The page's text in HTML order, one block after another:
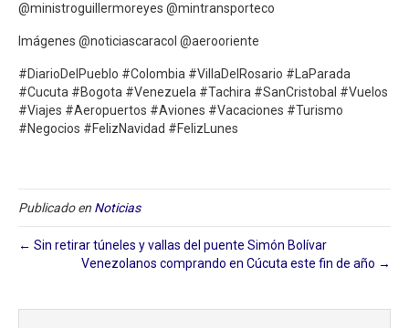
@ministroguillermoreyes @mintransporteco
Imágenes @noticiascaracol @aerooriente
#DiarioDelPueblo #Colombia #VillaDelRosario #LaParada
#Cucuta #Bogota #Venezuela #Tachira #SanCristobal #Vuelos
#Viajes #Aeropuertos #Aviones #Vacaciones #Turismo
#Negocios #FelizNavidad #FelizLunes
Publicado en Noticias
← Sin retirar túneles y vallas del puente Simón Bolívar
Venezolanos comprando en Cúcuta este fin de año →